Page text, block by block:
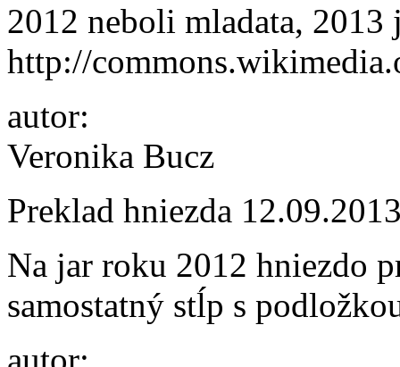
2012 neboli mladata, 2013
http://
autor:
Veronika Bucz
Preklad hniezda
Na jar roku 2012 hniezdo
samostatný stĺp s
autor: